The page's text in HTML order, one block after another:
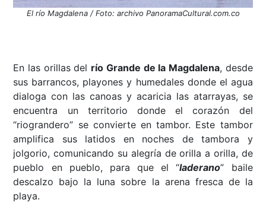
El río Magdalena / Foto: archivo PanoramaCultural.com.co
En las orillas del río Grande de la Magdalena, desde
sus barrancos, playones y humedales donde el agua
dialoga con las canoas y acaricia las atarrayas, se
encuentra un territorio donde el corazón del
“riograndero” se convierte en tambor. Este tambor
amplifica sus latidos en noches de tambora y
jolgorio, comunicando su alegría de orilla a orilla, de
pueblo en pueblo, para que el “laderano” baile
descalzo bajo la luna sobre la arena fresca de la
playa.